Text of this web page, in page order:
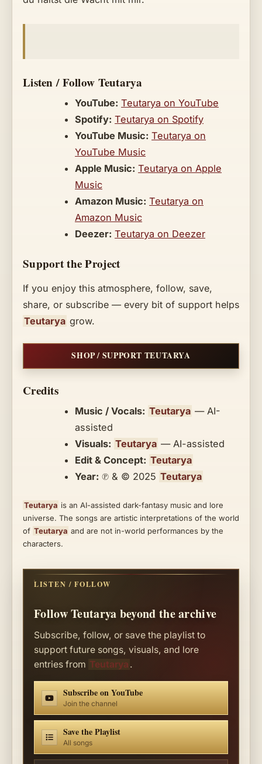
Listen / Follow Teutarya
YouTube: Teutarya on YouTube
Spotify: Teutarya on Spotify
YouTube Music: Teutarya on
YouTube Music
Apple Music: Teutarya on Apple
Music
Amazon Music: Teutarya on
Amazon Music
Deezer: Teutarya on Deezer
Support the Project
If you enjoy this atmosphere, follow, save,
share, or subscribe — every bit of support helps
Teutarya grow.
SHOP / SUPPORT TEUTARYA
Credits
Music / Vocals: Teutarya — AI-
assisted
Visuals: Teutarya — AI-assisted
Edit & Concept: Teutarya
Year: ℗ & © 2025 Teutarya
Teutarya is an AI-assisted dark-fantasy music and lore
universe. The songs are artistic interpretations of the world
of Teutarya and are not in-world performances by the
characters.
LISTEN / FOLLOW
Follow Teutarya beyond the archive
Subscribe, follow, or save the playlist to
support future songs, visuals, and lore
entries from Teutarya .
Subscribe on YouTube
Join the channel
Save the Playlist
All songs